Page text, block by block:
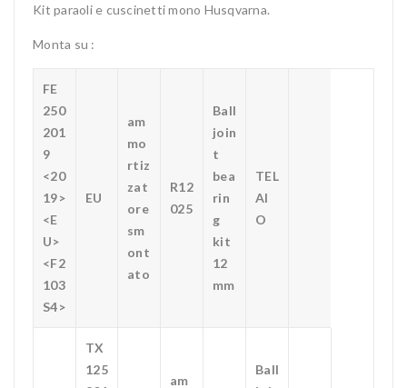
Kit paraoli e cuscinetti mono Husqvarna.
Monta su :
FE
250
201
9
<20
19>
<E
U>
<F2
103
S4>
EU
am
mo
rtiz
zat
ore
sm
ont
ato
R12
025
Ball
join
t
bea
rin
g
kit
12
mm
TEL
AI
O
TX
125
am
Ball